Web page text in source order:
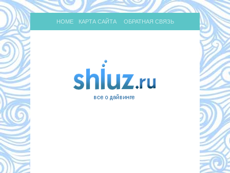
HOME КАРТА САЙТА ОБРАТНАЯ СВЯЗЬ